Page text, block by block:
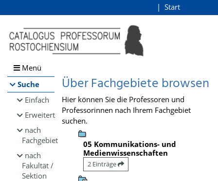
Browsen
direkt zum Inhalt
Start
Menü
Suche
Einfach
Erweitert
nach
Fachgebiet
nach
Fakultät /
Sektion
Über Fachgebiete browsen
Hier können Sie die Professoren und
Professorinnen nach Ihrem Fachgebiet
suchen.
05 Kommunikations- und
Medienwissenschaften
2 Einträge